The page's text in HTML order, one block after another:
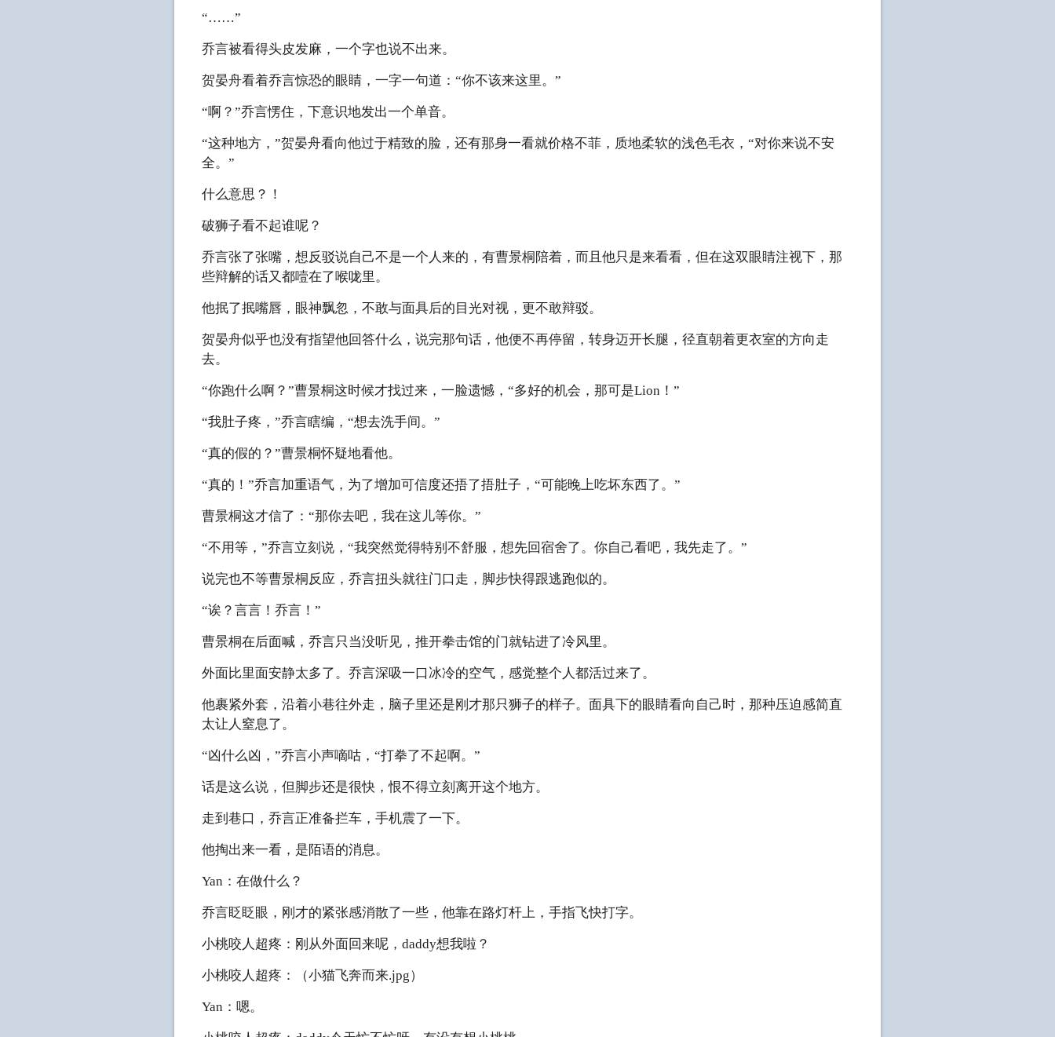
“……”
乔言被看得头皮发麻，一个字也说不出来。
贺晏舟看着乔言惊恐的眼睛，一字一句道：“你不该来这里。”
“啊？”乔言愣住，下意识地发出一个单音。
“这种地方，”贺晏舟看向他过于精致的脸，还有那身一看就价格不菲，质地柔软的浅色毛衣，“对你来说不安
全。”
什么意思？！
破狮子看不起谁呢？
乔言张了张嘴，想反驳说自己不是一个人来的，有曹景桐陪着，而且他只是来看看，但在这双眼睛注视下，那
些辩解的话又都噎在了喉咙里。
他抿了抿嘴唇，眼神飘忽，不敢与面具后的目光对视，更不敢辩驳。
贺晏舟似乎也没有指望他回答什么，说完那句话，他便不再停留，转身迈开长腿，径直朝着更衣室的方向走
去。
“你跑什么啊？”曹景桐这时候才找过来，一脸遗憾，“多好的机会，那可是Lion！”
“我肚子疼，”乔言瞎编，“想去洗手间。”
“真的假的？”曹景桐怀疑地看他。
“真的！”乔言加重语气，为了增加可信度还捂了捂肚子，“可能晚上吃坏东西了。”
曹景桐这才信了：“那你去吧，我在这儿等你。”
“不用等，”乔言立刻说，“我突然觉得特别不舒服，想先回宿舍了。你自己看吧，我先走了。”
说完也不等曹景桐反应，乔言扭头就往门口走，脚步快得跟逃跑似的。
“诶？言言！乔言！”
曹景桐在后面喊，乔言只当没听见，推开拳击馆的门就钻进了冷风里。
外面比里面安静太多了。乔言深吸一口冰冷的空气，感觉整个人都活过来了。
他裹紧外套，沿着小巷往外走，脑子里还是刚才那只狮子的样子。面具下的眼睛看向自己时，那种压迫感简直
太让人窒息了。
“凶什么凶，”乔言小声嘀咕，“打拳了不起啊。”
话是这么说，但脚步还是很快，恨不得立刻离开这个地方。
走到巷口，乔言正准备拦车，手机震了一下。
他掏出来一看，是陌语的消息。
Yan：在做什么？
乔言眨眨眼，刚才的紧张感消散了一些，他靠在路灯杆上，手指飞快打字。
小桃咬人超疼：刚从外面回来呢，daddy想我啦？
小桃咬人超疼：（小猫飞奔而来.jpg）
Yan：嗯。